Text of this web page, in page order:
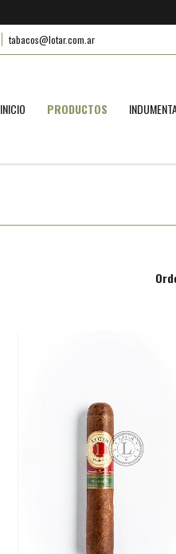
tabacos@lotar.com.ar
INICIO PRODUCTOS